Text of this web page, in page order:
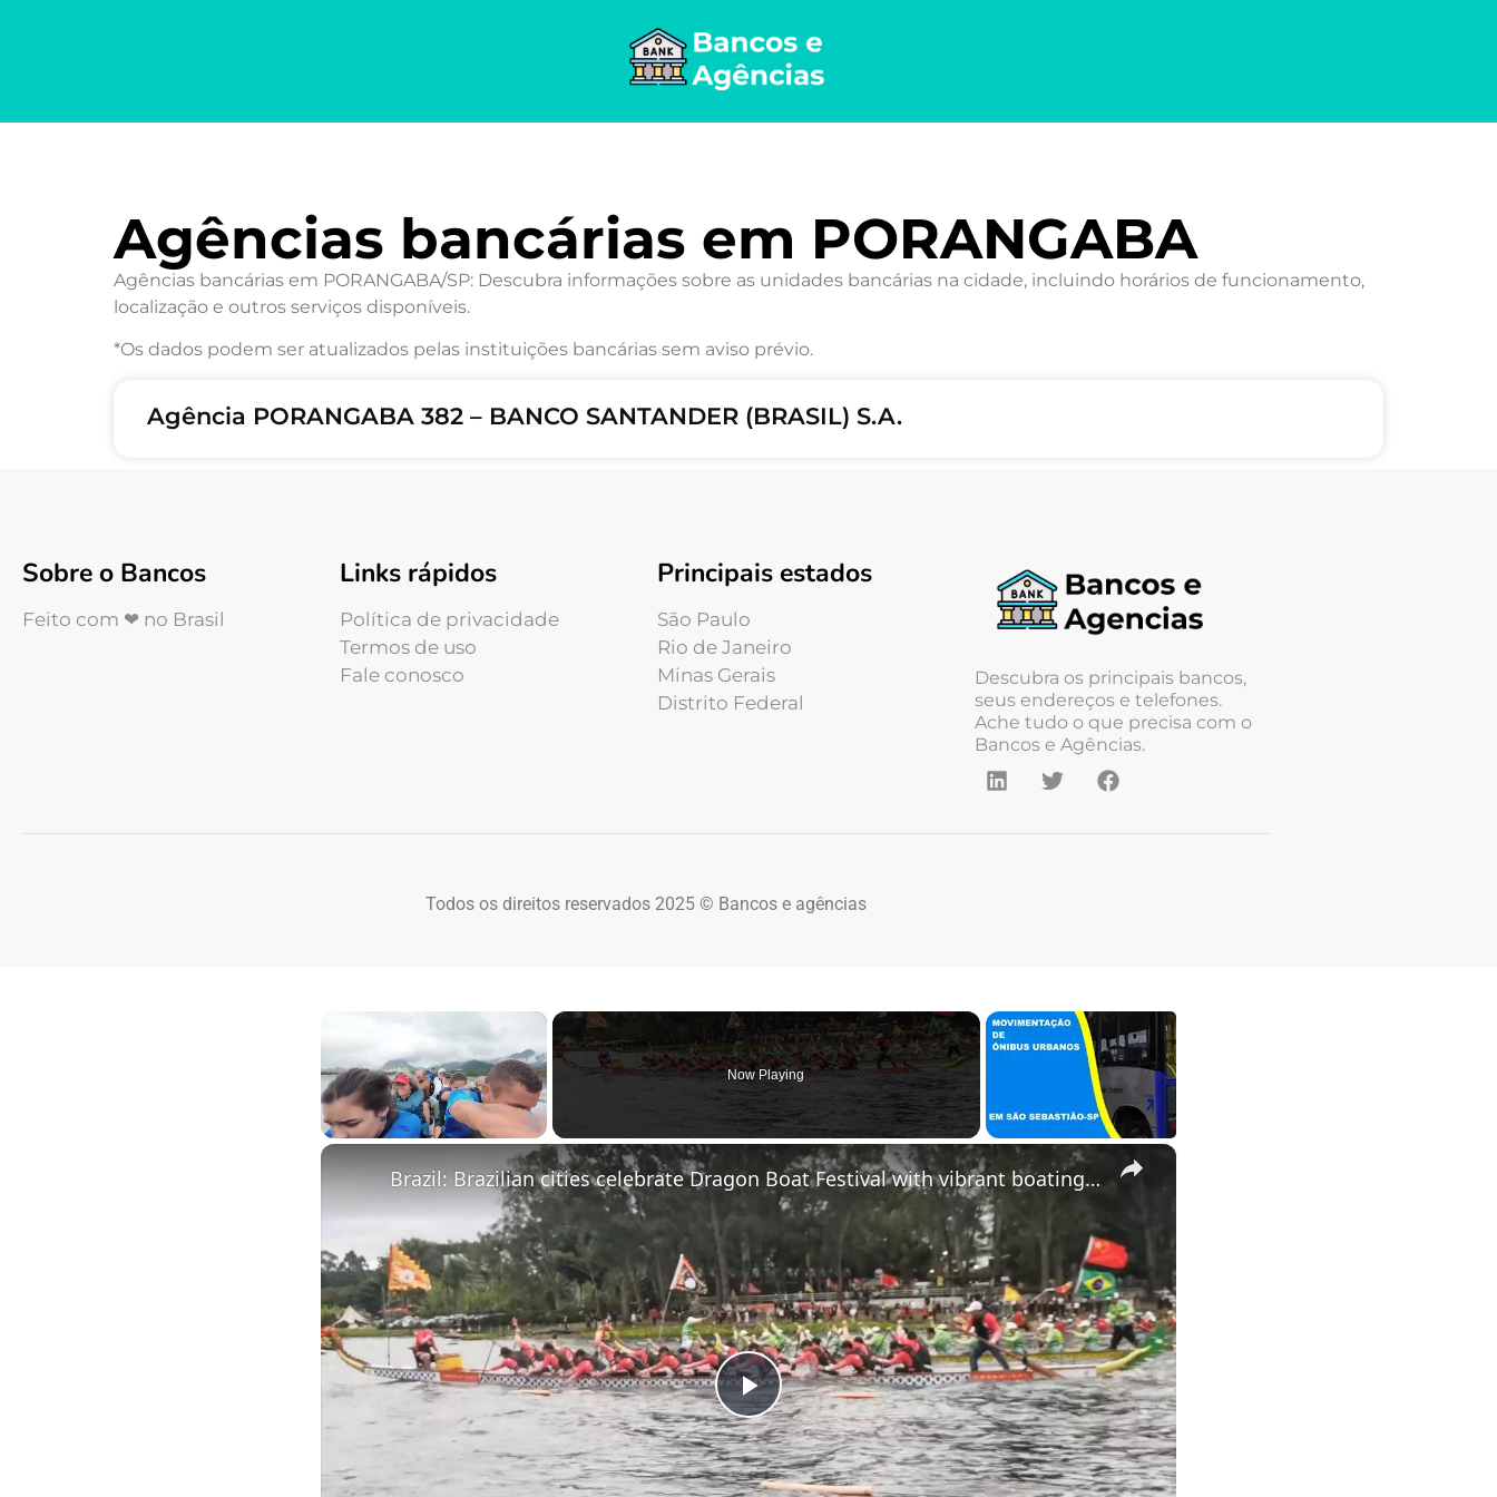
Agências bancárias em PORANGABA
Agências bancárias em PORANGABA/SP: Descubra informações sobre as unidades bancárias na cidade, incluindo horários de funcionamento,
localização e outros serviços disponíveis.
*Os dados podem ser atualizados pelas instituições bancárias sem aviso prévio.
Agência PORANGABA 382 – BANCO SANTANDER (BRASIL) S.A.
Sobre o Bancos
Feito com ❤ no Brasil
Links rápidos
Política de privacidade
Termos de uso
Fale conosco
Principais estados
São Paulo
Rio de Janeiro
Minas Gerais
Distrito Federal
Descubra os principais bancos,
seus endereços e telefones.
Ache tudo o que precisa com o
Bancos e Agências.
Todos os direitos reservados 2025 © Bancos e agências
×
Now Playing
×
Play Video
Brazil: Brazilian cities celebrate Dragon Boat Festival with vibrant boating races.